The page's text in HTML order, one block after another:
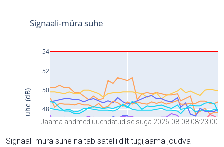
Jaama andmed uuendatud seisuga 2026-08-08 08:23:00
Signaali-müra suhe näitab satelliidilt tugijaama jõudva